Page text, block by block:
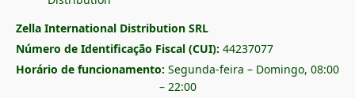
Zella International Distribution SRL
Número de Identificação Fiscal (CUI): 44237077
Horário de funcionamento: Segunda-feira – Domingo, 08:00
– 22:00